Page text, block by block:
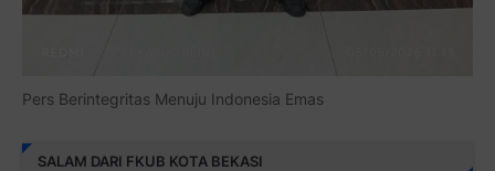
Pers Berintegritas Menuju Indonesia Emas
SALAM DARI FKUB KOTA BEKASI